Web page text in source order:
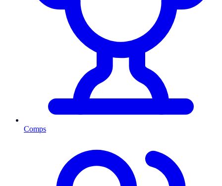
Comps